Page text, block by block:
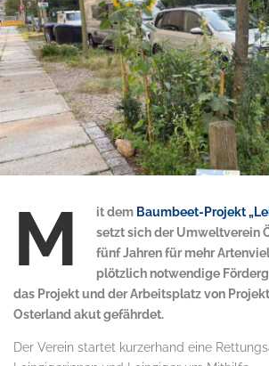
M it dem Baumbeet-Projekt
setzt sich der Umweltverein
fünf Jahren für mehr
plötzlich notwendige
das Projekt und der Arbeitsplatz von
Osterland akut gefährdet.
Der Verein startet kurzerhand eine